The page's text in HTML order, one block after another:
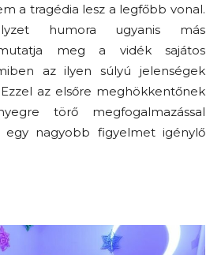
a tragédia lesz a legfőbb vonal.
humora ugyanis más
meg a vidék sajátos
az ilyen súlyú jelenségek
az elsőre meghökkentőnek
törő megfogalmazással
nagyobb figyelmet igénylő